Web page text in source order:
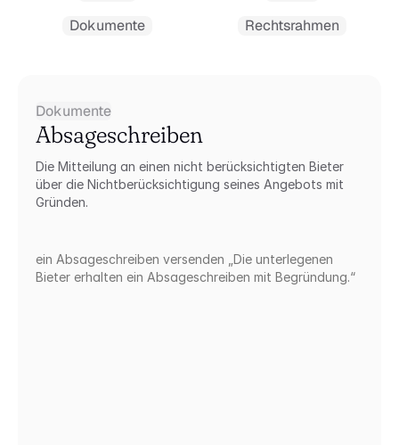
Dokumente
Rechtsrahmen
Dokumente
Absageschreiben
Die Mitteilung an einen nicht berücksichtigten Bieter
über die Nichtberücksichtigung seines Angebots mit
Gründen.
ein Absageschreiben versenden „Die unterlegenen
Bieter erhalten ein Absageschreiben mit Begründung.“